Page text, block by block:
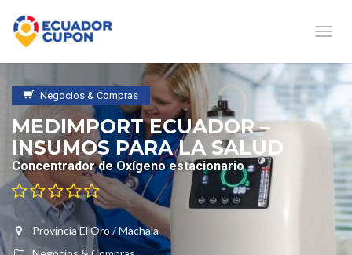
Negocios & Compras
MEDIMPORT ECUADOR –
INSUMOS PARA LA SALUD
Concentrador de Oxígeno estacionario
Provincia El Oro/Machala